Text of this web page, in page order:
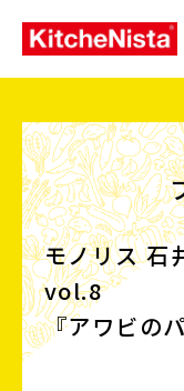
モノリス 石
vol.8
『アワビの